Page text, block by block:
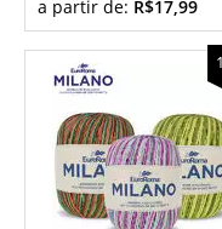
a partir de: R$17,99